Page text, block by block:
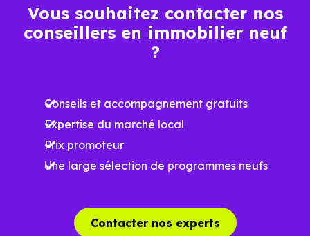
Espaces ouverts
…
RE2025 et RE2031
à la construction
améliorées
environnemental
Vous souhaitez contacter nos
conseillers en immobilier neuf
?
Conseils et accompagnement gratuits
Expertise du marché local
Prix promoteur
Une large sélection de programmes neufs
Contacter nos experts